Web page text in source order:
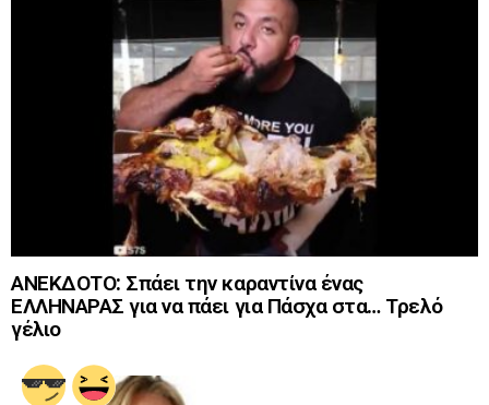
ΑΝΕΚΔΟΤΟ: Σπάει την καραντίνα ένας
ΕΛΛΗΝΑΡΑΣ για να πάει για Πάσχα στα… Τρελό
γέλιο